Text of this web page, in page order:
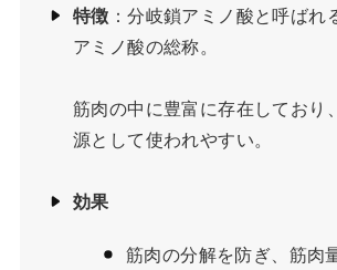
特徴 ：分岐鎖アミノ酸と呼ばれ
アミノ酸の総称。
筋肉の中に豊富に存在しており
源として使われやすい。
効果
筋肉の分解を防ぎ、筋肉